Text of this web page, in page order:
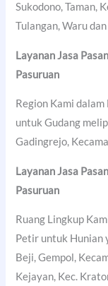
Sukodono, Taman,
Tulangan, Waru
Layanan Jasa
Pasuruan
Region Kami
untuk Gudang
Gadingrejo,
Layanan Jasa
Pasuruan
Ruang Lingkup
Petir untuk Hunian
Beji, Gempol,
Kejayan, Kec.